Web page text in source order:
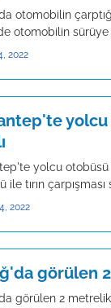
otomobilin
otomobilin sürüye
2022
yolcu
yolcu otobüsü
ile tırın
2022
görülen
görülen 2